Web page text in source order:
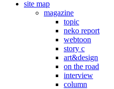
site map
magazine
topic
neko report
webtoon
story c
art&design
on the road
interview
column